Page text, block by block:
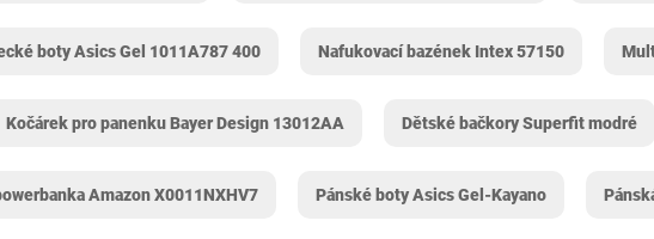
boty Asics Gel 1011A787 400 Nafukovací bazének Intex 57150
Kočárek pro panenku Bayer Design 13012AA Dětské bačkory Superfit modré
Amazon X0011NXHV7 Pánské boty Asics Gel-Kayano